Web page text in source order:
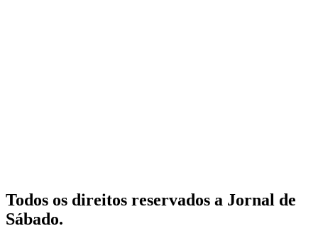
Todos os direitos reservados a Jornal de
Sábado.